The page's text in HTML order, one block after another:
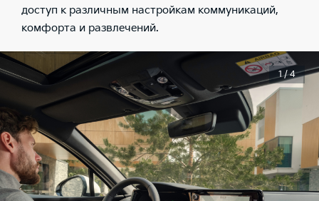
доступ к различным настройкам коммуникаций,
комфорта и развлечений.
1 / 4